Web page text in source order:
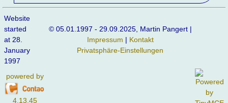
Website
started
at 28.
January
1997
© 05.01.1997 - 29.09.2025, Martin Pangert |
Impressum | Kontakt
Privatsphäre-Einstellungen
powered by
4.13.45